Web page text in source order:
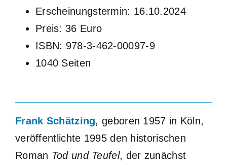
Erscheinungstermin: 16.10.2024
Preis: 36 Euro
ISBN: 978-3-462-00097-9
1040 Seiten
Frank Schätzing, geboren 1957 in Köln,
veröffentlichte 1995 den historischen
Roman Tod und Teufel, der zunächst